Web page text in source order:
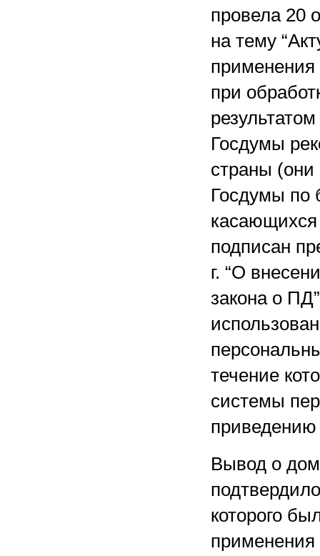
провела 20
на тему
применения
при
Госдумы
страны (они
Госдумы по
касающихся
подписан
г. “О
закона о
течение
системы
Вывод о
которого
применения